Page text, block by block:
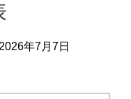
2026年7月7日